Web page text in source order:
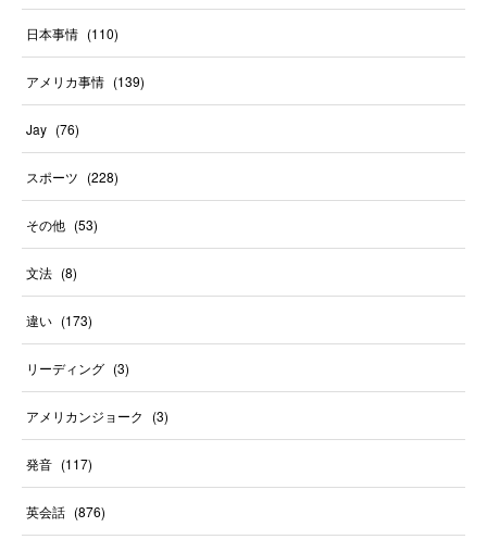
日本事情 (110)
アメリカ事情 (139)
Jay (76)
スポーツ (228)
その他 (53)
文法 (8)
違い (173)
リーディング (3)
アメリカンジョーク (3)
発音 (117)
英会話 (876)